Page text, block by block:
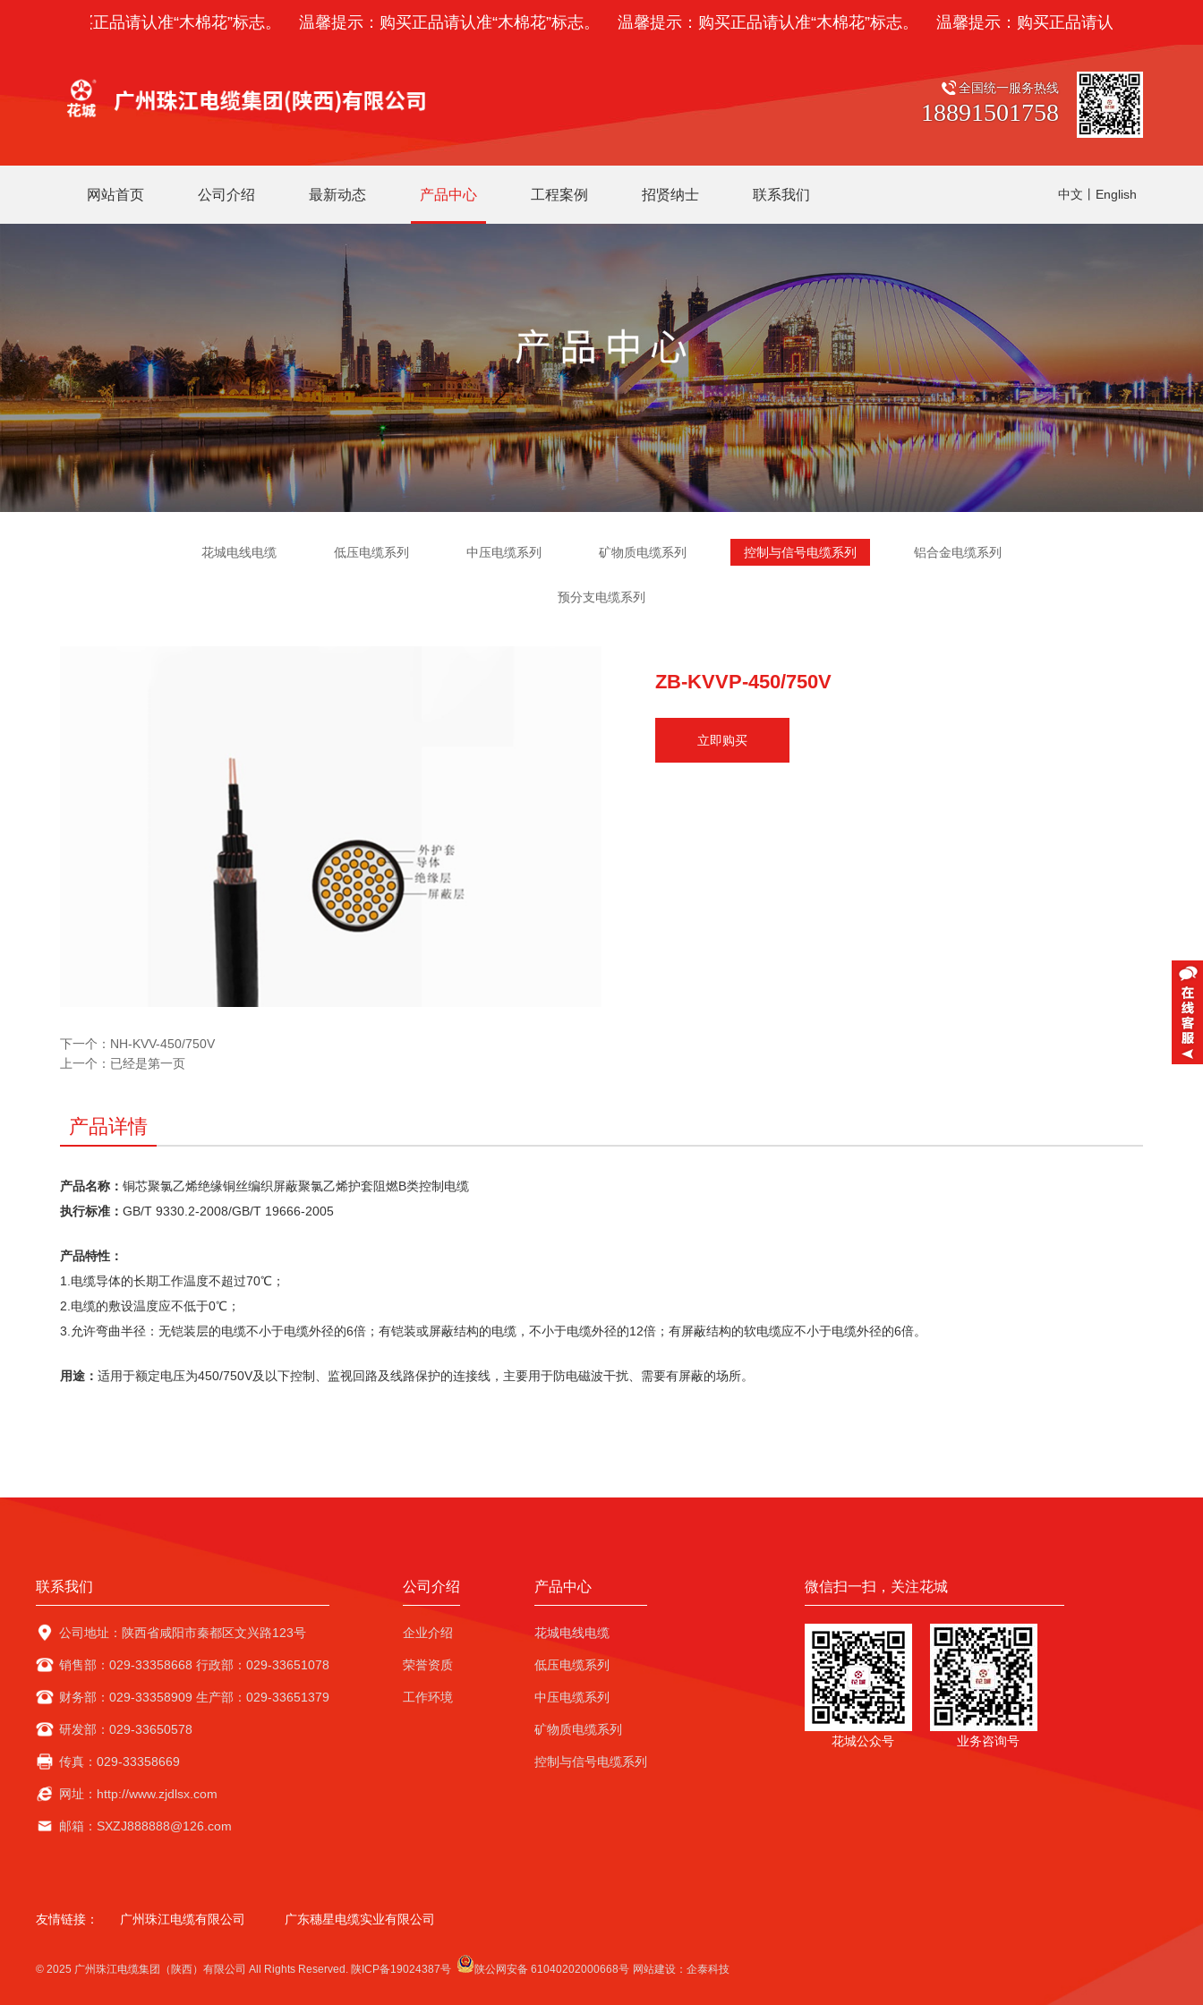
示：购买正品请认准“木棉花”标志。 温馨提示：购买正品请认准“木棉花”标志。 温馨提示：购买正品请认准“木棉花”标志。 温馨提示：购买正品请认准“木棉花”标
全国统一服务热线
18891501758
网站首页 公司介绍 最新动态 产品中心 工程案例 招贤纳士 联系我们 中文 English
花城电线电缆 低压电缆系列 中压电缆系列 矿物质电缆系列 控制与信号电缆系列 铝合金电缆系列
预分支电缆系列
ZB-KVVP-450/750V
立即购买
下一个： NH-KVV-450/750V
上一个： 已经是第一页
产品详情
产品名称：铜芯聚氯乙烯绝缘铜丝编织屏蔽聚氯乙烯护套阻燃B类控制电缆
执行标准：GB/T 9330.2-2008/GB/T 19666-2005
产品特性：
1.电缆导体的长期工作温度不超过70℃；
2.电缆的敷设温度应不低于0℃；
3.允许弯曲半径：无铠装层的电缆不小于电缆外径的6倍；有铠装或屏蔽结构的电缆，不小于电缆外径的12倍；有屏蔽结构的软电缆应不小于电缆外径的6倍。
用途：适用于额定电压为450/750V及以下控制、监视回路及线路保护的连接线，主要用于防电磁波干扰、需要有屏蔽的场所。
联系我们
公司地址：陕西省咸阳市秦都区文兴路123号
销售部：029-33358668 行政部：029-33651078
财务部：029-33358909 生产部：029-33651379
研发部：029-33650578
传真：029-33358669
网址：http://www.zjdlsx.com
邮箱：SXZJ888888@126.com
公司介绍
企业介绍
荣誉资质
工作环境
产品中心
花城电线电缆
低压电缆系列
中压电缆系列
矿物质电缆系列
控制与信号电缆系列
微信扫一扫，关注花城
花城公众号 业务咨询号
友情链接： 广州珠江电缆有限公司 广东穗星电缆实业有限公司
© 2025 广州珠江电缆集团（陕西）有限公司 All Rights Reserved. 陕ICP备19024387号 陕公网安备 61040202000668号 网站建设 ：企泰科技